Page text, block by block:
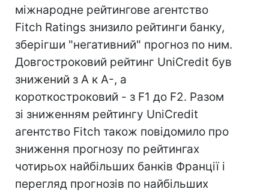
міжнародне рейтингове агентство
Fitch Ratings знизило рейтинги банку,
зберігши "негативний" прогноз по ним.
Довгостроковий рейтинг UniCredit був
знижений з А к А-, а
короткостроковий - з F1 до F2. Разом
зі зниженням рейтингу UniCredit
агентство Fitch також повідомило про
зниження прогнозу по рейтингах
чотирьох найбільших банків Франції і
перегляд прогнозів по найбільших